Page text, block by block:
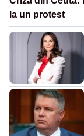
la un protest